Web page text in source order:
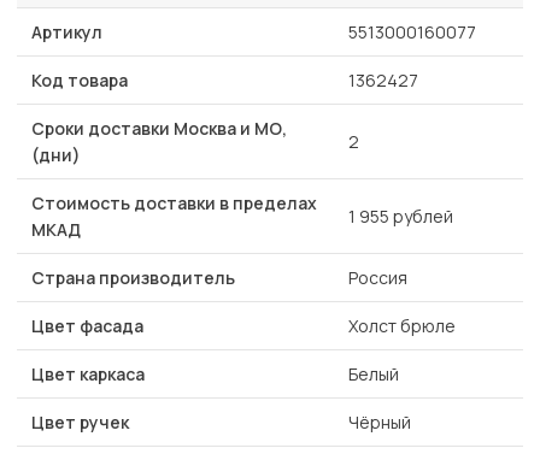
Артикул 5513000160077
Код товара 1362427
Сроки доставки Москва и МО,
(дни)
2
Стоимость доставки в пределах
МКАД
1 955 рублей
Страна производитель Россия
Цвет фасада Холст брюле
Цвет каркаса Белый
Цвет ручек Чёрный